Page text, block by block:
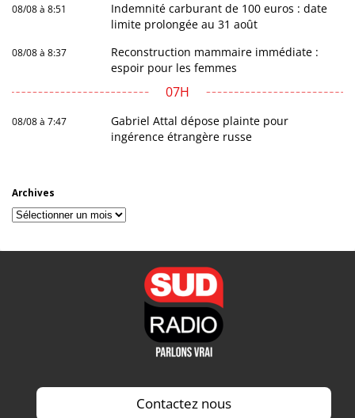
08/08 à 8:51
Indemnité carburant de 100 euros : date
limite prolongée au 31 août
08/08 à 8:37
Reconstruction mammaire immédiate :
espoir pour les femmes
07H
08/08 à 7:47
Gabriel Attal dépose plainte pour
ingérence étrangère russe
Archives
Archives
Contactez nous